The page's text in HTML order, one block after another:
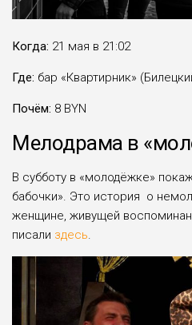
Когда: 21 мая в 21:02
Где: бар «Квартирник»
Почём: 8 BYN
Мелодрама в
В субботу в «молодёжке»
бабочки». Это история о
женщине, живущей
писали здесь.